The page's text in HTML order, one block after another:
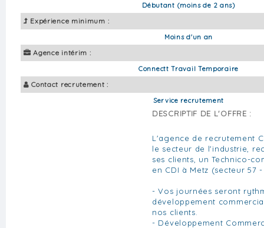
Débutant (moins de 2 ans)
Expérience minimum :
Moins d'un an
Agence intérim :
Connectt Travail Temporaire
Contact recrutement :
Service recrutement
DESCRIPTIF DE L'OFFRE :
L'agence de recrutement
le secteur de l'industrie,
ses clients, un Technico-
en CDI à Metz (secteur 57
- Vos journées seront
développement
nos clients.
- Développement